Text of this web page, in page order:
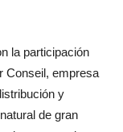
la participación
Conseil, empresa
y
de gran